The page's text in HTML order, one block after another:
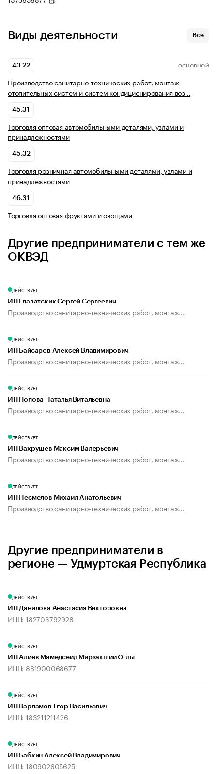
Виды деятельности Все
43.22 ОСНОВНОЙ
Производство санитарно-технических работ, монтаж
отопительных систем и систем кондиционирования воз…
45.31
Торговля оптовая автомобильными деталями, узлами и
принадлежностями
45.32
Торговля розничная автомобильными деталями, узлами и
принадлежностями
46.31
Торговля оптовая фруктами и овощами
Другие предприниматели с тем же
ОКВЭД
ДЕЙСТВУЕТ
ИП Главатских Сергей Сергеевич
Производство санитарно-технических работ, монтаж...
ДЕЙСТВУЕТ
ИП Байсаров Алексей Владимирович
Производство санитарно-технических работ, монтаж...
ДЕЙСТВУЕТ
ИП Попова Наталья Витальевна
Производство санитарно-технических работ, монтаж...
ДЕЙСТВУЕТ
ИП Вахрушев Максим Валерьевич
Производство санитарно-технических работ, монтаж...
ДЕЙСТВУЕТ
ИП Несмелов Михаил Анатольевич
Производство санитарно-технических работ, монтаж...
Другие предприниматели в
регионе — Удмуртская Республика
ДЕЙСТВУЕТ
ИП Данилова Анастасия Викторовна
ИНН: 182703792928
ДЕЙСТВУЕТ
ИП Алиев Мамедсеид Мирзакшии Оглы
ИНН: 861900068677
ДЕЙСТВУЕТ
ИП Варламов Егор Васильевич
ИНН: 183211211426
ДЕЙСТВУЕТ
ИП Бабкин Алексей Владимирович
ИНН: 180902605625